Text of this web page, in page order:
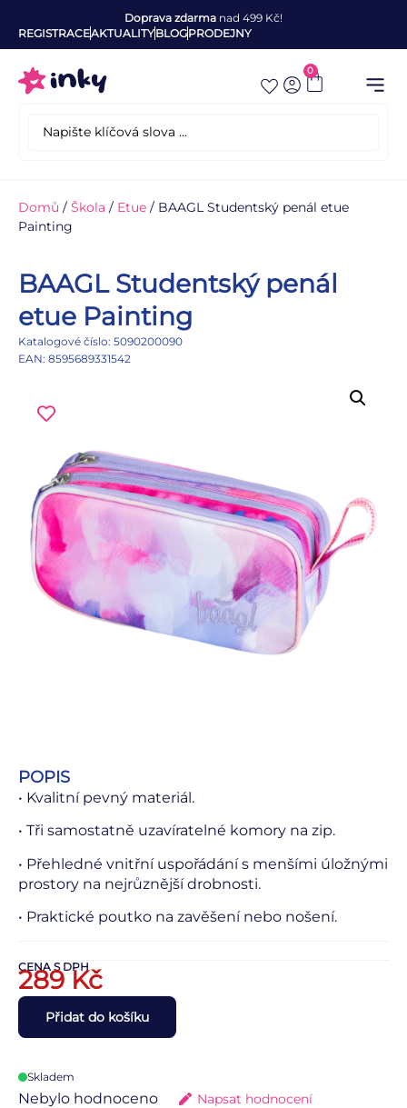
Doprava zdarma nad 499 Kč!
REGISTRACEAKTUALITYBLOGPRODEJNY
0
Domů / Škola / Etue / BAAGL Studentský penál etue
Painting
BAAGL Studentský penál
etue Painting
Katalogové číslo: 5090200090
EAN: 8595689331542
POPIS
• Kvalitní pevný materiál.
• Tři samostatně uzavíratelné komory na zip.
• Přehledné vnitřní uspořádání s menšími úložnými
prostory na nejrůznější drobnosti.
• Praktické poutko na zavěšení nebo nošení.
CENA S DPH
289Kč
Přidat do košíku
Skladem
Nebylo hodnoceno Napsat hodnocení